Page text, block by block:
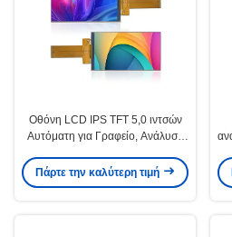
Οθόνη LCD IPS TFT 5,0 ιντσών
Αυτόματη για Γραφείο, Ανάλυση
Πάρτε την καλύτερη τιμή